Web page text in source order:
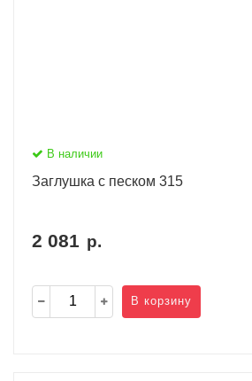
В наличии
Заглушка с песком 315
2 081 р.
В корзину